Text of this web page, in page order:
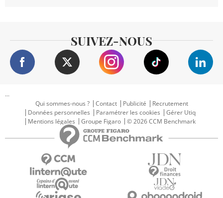
SUIVEZ-NOUS
...
Qui sommes-nous ?
Contact Publicité
Recrutement
Données personnelles
Paramétrer les cookies
Gérer Utiq
Mentions légales
Groupe Figaro © 2026 CCM Benchmark